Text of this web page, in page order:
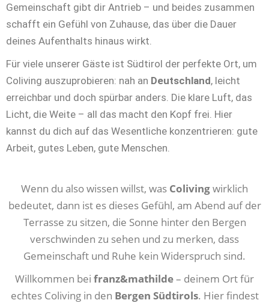
Gemeinschaft gibt dir Antrieb – und beides zusammen
schafft ein Gefühl von Zuhause, das über die Dauer
deines Aufenthalts hinaus wirkt.
Für viele unserer Gäste ist Südtirol der perfekte Ort, um
Coliving auszuprobieren: nah an Deutschland, leicht
erreichbar und doch spürbar anders. Die klare Luft, das
Licht, die Weite – all das macht den Kopf frei. Hier
kannst du dich auf das Wesentliche konzentrieren: gute
Arbeit, gutes Leben, gute Menschen.
Wenn du also wissen willst, was Colivingwirklich
bedeutet, dann ist es dieses Gefühl, am Abend auf der
Terrasse zu sitzen, die Sonne hinter den Bergen
verschwinden zu sehen und zu merken, dass
Gemeinschaft und Ruhe kein Widerspruch sind.
Willkommen bei franz&mathilde– deinem Ort für
echtes Coliving in den Bergen Südtirols. Hier findest